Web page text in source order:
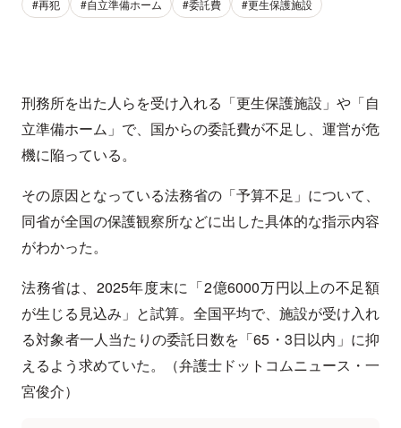
#再犯 #自立準備ホーム #委託費 #更生保護施設
刑務所を出た人らを受け入れる「更生保護施設」や「自
立準備ホーム」で、国からの委託費が不足し、運営が危
機に陥っている。
その原因となっている法務省の「予算不足」について、
同省が全国の保護観察所などに出した具体的な指示内容
がわかった。
法務省は、2025年度末に「2億6000万円以上の不足額
が生じる見込み」と試算。全国平均で、施設が受け入れ
る対象者一人当たりの委託日数を「65・3日以内」に抑
えるよう求めていた。（弁護士ドットコムニュース・一
宮俊介）